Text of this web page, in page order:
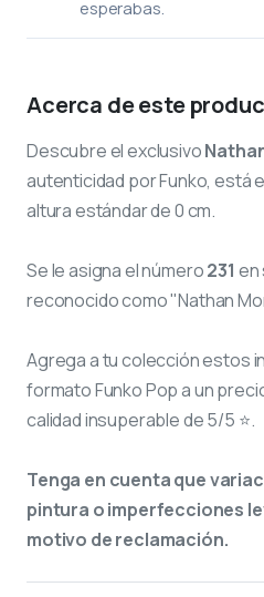
esperabas.
Acerca de este
Descubre el exclusivo
autenticidad por Funko, está
altura estándar de 0 cm.
Se le asigna el número231 en
reconocido como "Nathan
Agrega a tu colección estos
formato Funko Pop a un
calidad insuperable de 5/5 ⭐.
Tenga en cuenta que
pintura o imperfecciones
motivo de reclamación.